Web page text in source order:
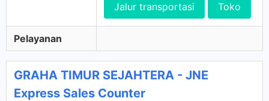
Jalur transportasi Toko
Pelayanan
GRAHA TIMUR SEJAHTERA - JNE
Express Sales Counter